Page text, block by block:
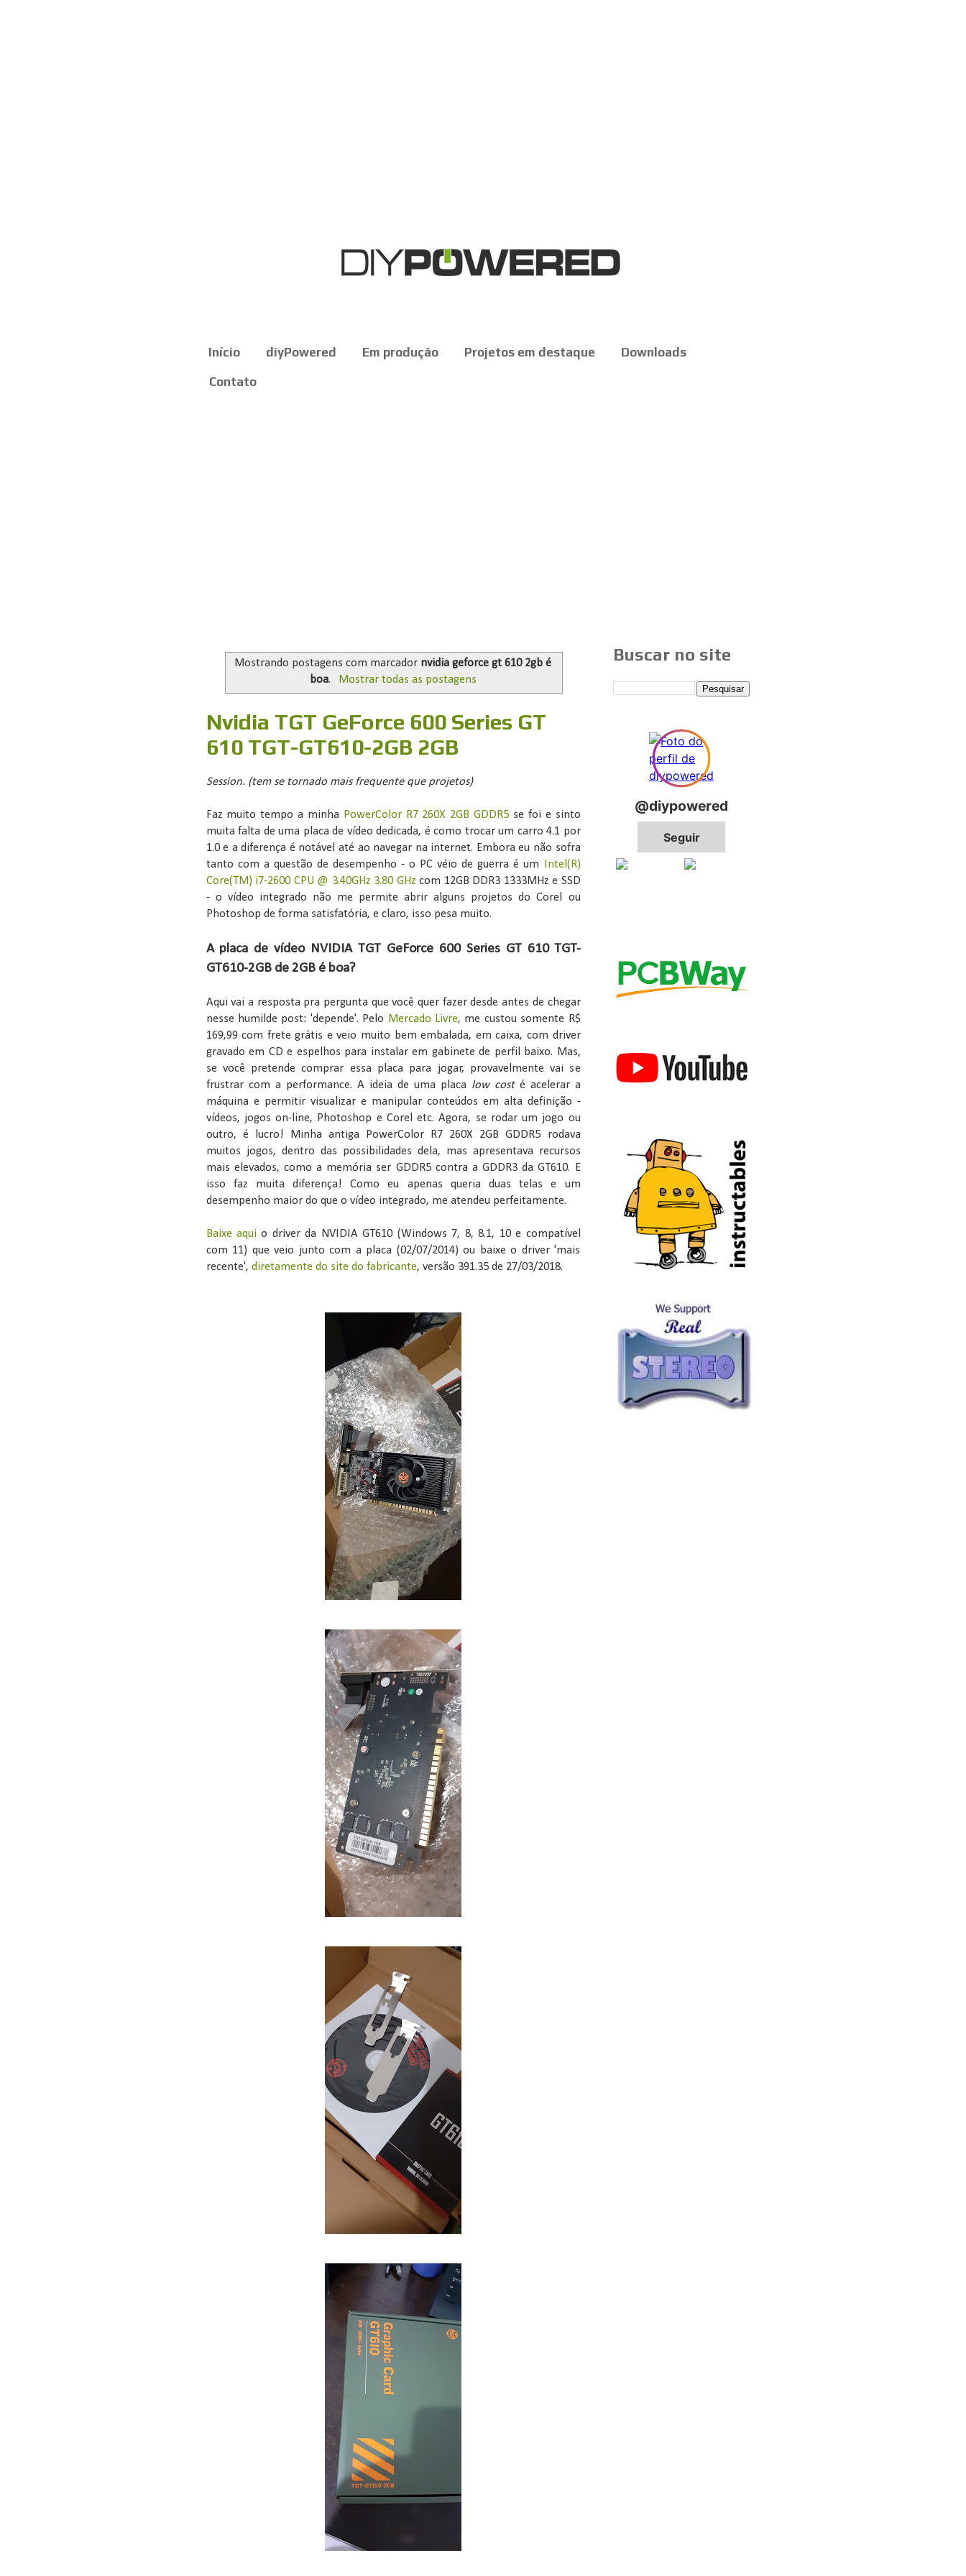
Início diyPowered Em produção Projetos em destaque Downloads
Contato
Mostrando postagens com marcador nvidia geforce gt 610 2gb é
boa. Mostrar todas as postagens
Nvidia TGT GeForce 600 Series GT
610 TGT-GT610-2GB 2GB
Session. (tem se tornado mais frequente que projetos)
Faz muito tempo a minha PowerColor R7 260X 2GB GDDR5 se foi e sinto
muita falta de uma placa de vídeo dedicada, é como trocar um carro 4.1 por
1.0 e a diferença é notável até ao navegar na internet. Embora eu não sofra
tanto com a questão de desempenho - o PC véio de guerra é um Intel(R)
Core(TM) i7-2600 CPU @ 3.40GHz 3.80 GHz com 12GB DDR3 1333MHz e SSD
- o vídeo integrado não me permite abrir alguns projetos do Corel ou
Photoshop de forma satisfatória, e claro, isso pesa muito.
A placa de vídeo NVIDIA TGT GeForce 600 Series GT 610 TGT-
GT610-2GB de 2GB é boa?
Aqui vai a resposta pra pergunta que você quer fazer desde antes de chegar
nesse humilde post: 'depende'. Pelo Mercado Livre, me custou somente R$
169,99 com frete grátis e veio muito bem embalada, em caixa, com driver
gravado em CD e espelhos para instalar em gabinete de perfil baixo. Mas,
se você pretende comprar essa placa para jogar, provavelmente vai se
frustrar com a performance. A ideia de uma placa low costé acelerar a
máquina e permitir visualizar e manipular conteúdos em alta definição -
vídeos, jogos on-line, Photoshop e Corel etc. Agora, se rodar um jogo ou
outro, é lucro! Minha antiga PowerColor R7 260X 2GB GDDR5 rodava
muitos jogos, dentro das possibilidades dela, mas apresentava recursos
mais elevados, como a memória ser GDDR5 contra a GDDR3 da GT610. E
isso faz muita diferença! Como eu apenas queria duas telas e um
desempenho maior do que o vídeo integrado, me atendeu perfeitamente.
Baixe aquio driver da NVIDIA GT610 (Windows 7, 8, 8.1, 10 e compatível
com 11) que veio junto com a placa (02/07/2014) ou baixe o driver 'mais
recente', diretamente do site do fabricante, versão 391.35 de 27/03/2018.
Buscar no site